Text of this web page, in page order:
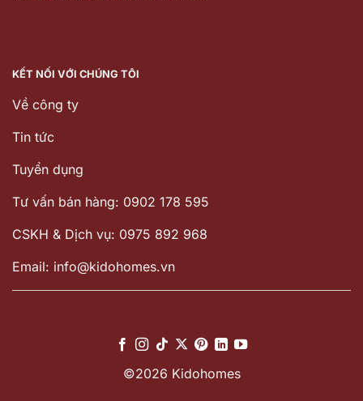
KẾT NỐI VỚI CHÚNG TÔI
Về công ty
Tin tức
Tuyển dụng
Tư vấn bán hàng: 0902 178 595
CSKH & Dịch vụ: 0975 892 968
Email: info@kidohomes.vn
©2026 Kidohomes